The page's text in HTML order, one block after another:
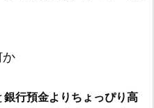
か
銀行預金よりちょっぴり高